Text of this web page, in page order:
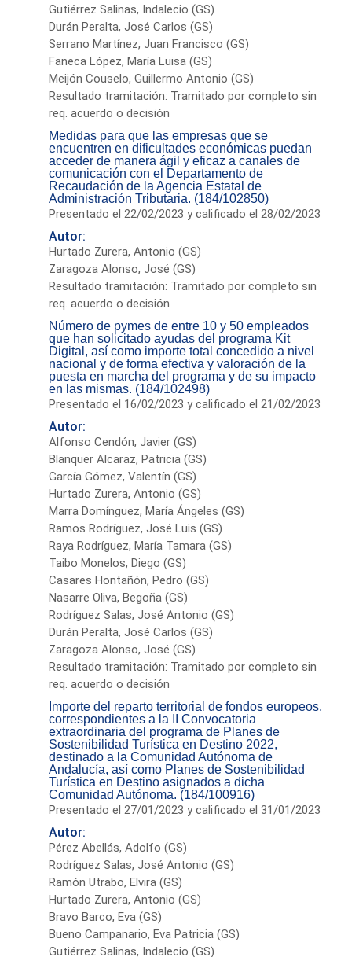
Gutiérrez Salinas, Indalecio (GS)
Durán Peralta, José Carlos (GS)
Serrano Martínez, Juan Francisco (GS)
Faneca López, María Luisa (GS)
Meijón Couselo, Guillermo Antonio (GS)
Resultado tramitación: Tramitado por completo sin
req. acuerdo o decisión
Medidas para que las empresas que se
encuentren en dificultades económicas puedan
acceder de manera ágil y eficaz a canales de
comunicación con el Departamento de
Recaudación de la Agencia Estatal de
Administración Tributaria. (184/102850)
Presentado el 22/02/2023 y calificado el 28/02/2023
Autor:
Hurtado Zurera, Antonio (GS)
Zaragoza Alonso, José (GS)
Resultado tramitación: Tramitado por completo sin
req. acuerdo o decisión
Número de pymes de entre 10 y 50 empleados
que han solicitado ayudas del programa Kit
Digital, así como importe total concedido a nivel
nacional y de forma efectiva y valoración de la
puesta en marcha del programa y de su impacto
en las mismas. (184/102498)
Presentado el 16/02/2023 y calificado el 21/02/2023
Autor:
Alfonso Cendón, Javier (GS)
Blanquer Alcaraz, Patricia (GS)
García Gómez, Valentín (GS)
Hurtado Zurera, Antonio (GS)
Marra Domínguez, María Ángeles (GS)
Ramos Rodríguez, José Luis (GS)
Raya Rodríguez, María Tamara (GS)
Taibo Monelos, Diego (GS)
Casares Hontañón, Pedro (GS)
Nasarre Oliva, Begoña (GS)
Rodríguez Salas, José Antonio (GS)
Durán Peralta, José Carlos (GS)
Zaragoza Alonso, José (GS)
Resultado tramitación: Tramitado por completo sin
req. acuerdo o decisión
Importe del reparto territorial de fondos europeos,
correspondientes a la II Convocatoria
extraordinaria del programa de Planes de
Sostenibilidad Turística en Destino 2022,
destinado a la Comunidad Autónoma de
Andalucía, así como Planes de Sostenibilidad
Turística en Destino asignados a dicha
Comunidad Autónoma. (184/100916)
Presentado el 27/01/2023 y calificado el 31/01/2023
Autor:
Pérez Abellás, Adolfo (GS)
Rodríguez Salas, José Antonio (GS)
Ramón Utrabo, Elvira (GS)
Hurtado Zurera, Antonio (GS)
Bravo Barco, Eva (GS)
Bueno Campanario, Eva Patricia (GS)
Gutiérrez Salinas, Indalecio (GS)